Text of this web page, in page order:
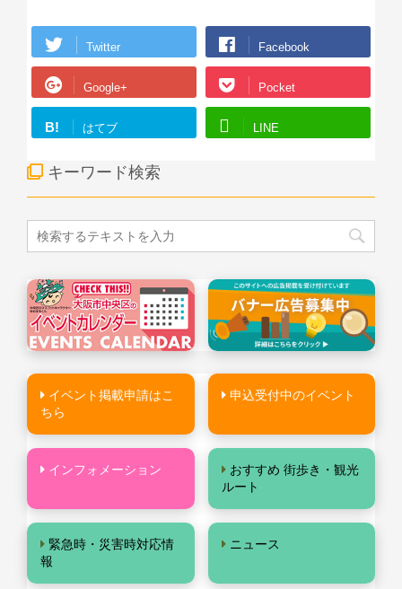
Twitter Facebook
Google+ Pocket
B! はてブ LINE
キーワード検索
イベント掲載申請はこ
ちら
申込受付中のイベント
インフォメーション
おすすめ 街歩き・観光
ルート
緊急時・災害時対応情
報
ニュース